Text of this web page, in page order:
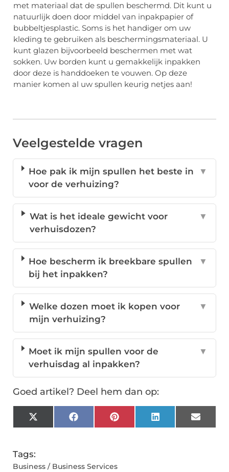
met materiaal dat de spullen beschermd. Dit kunt u
natuurlijk doen door middel van inpakpapier of
bubbeltjesplastic. Soms is het handiger om uw
kleding te gebruiken als beschermingsmateriaal. U
kunt glazen bijvoorbeeld beschermen met wat
sokken. Uw borden kunt u gemakkelijk inpakken
door deze is handdoeken te vouwen. Op deze
manier komen al uw spullen keurig netjes aan!
Veelgestelde vragen
Hoe pak ik mijn spullen het beste in
voor de verhuizing?
▼
Wat is het ideale gewicht voor
verhuisdozen?
▼
Hoe bescherm ik breekbare spullen
bij het inpakken?
▼
Welke dozen moet ik kopen voor
mijn verhuizing?
▼
Moet ik mijn spullen voor de
verhuisdag al inpakken?
▼
Goed artikel? Deel hem dan op:
X
(Twitter)
FacebookPinterestLinkedInEmail
Tags:
Business / Business Services